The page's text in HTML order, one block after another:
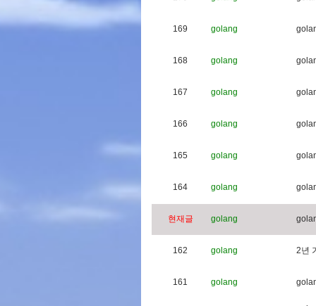
169 golang go a
168 golang go a
167 golang go a
166 golang go a
165 golang go a
164 golang go a
현재글 golang go a
162 golang 2년
161 golang go a